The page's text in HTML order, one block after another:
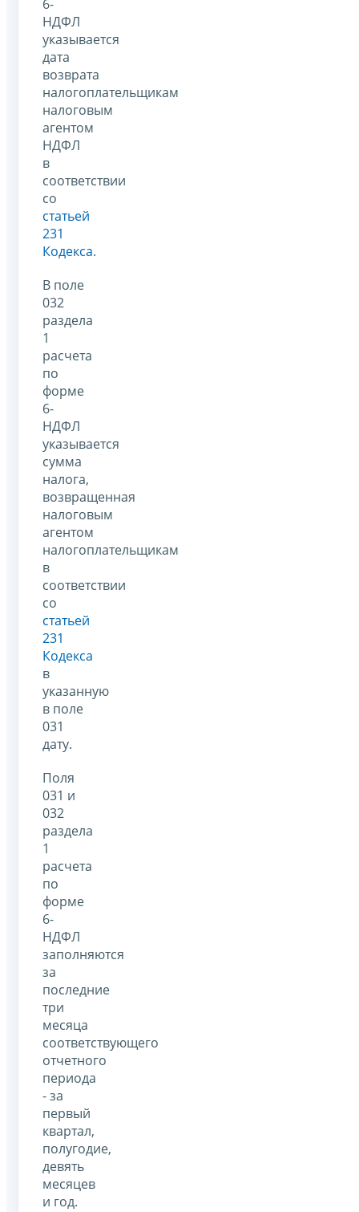
6-
НДФЛ
указывается
дата
возврата
налогоплательщикам
налоговым
агентом
НДФЛ
в
соответствии
со
статьей
231
Кодекса.
В поле
032
раздела
1
расчета
по
форме
6-
НДФЛ
указывается
сумма
налога,
возвращенная
налоговым
агентом
налогоплательщикам
в
соответствии
со
статьей
231
Кодекса
в
указанную
в поле
031
дату.
Поля
031 и
032
раздела
1
расчета
по
форме
6-
НДФЛ
заполняются
за
последние
три
месяца
соответствующего
отчетного
периода
- за
первый
квартал,
полугодие,
девять
месяцев
и год.